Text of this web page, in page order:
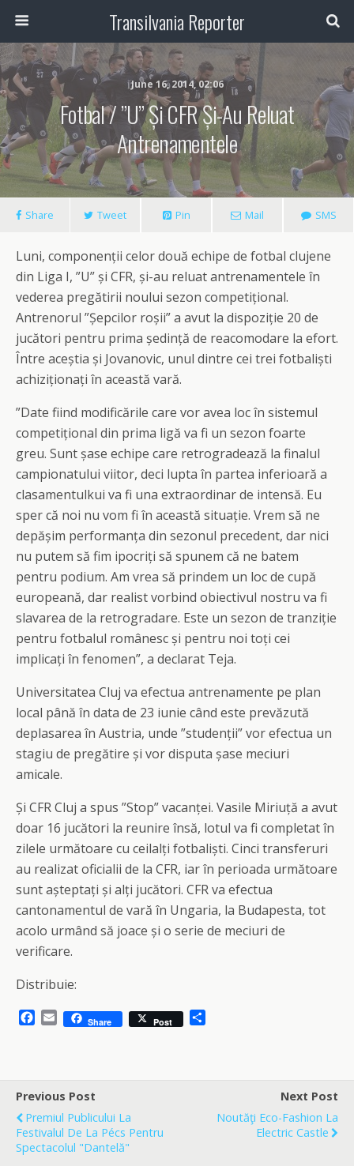
Transilvania Reporter
June 16, 2014, 02:06
Fotbal / ”U” Și CFR Și-Au Reluat
Antrenamentele
Share Tweet Pin Mail SMS
Luni, componenții celor două echipe de fotbal clujene
din Liga I, ”U” și CFR, și-au reluat antrenamentele în
vederea pregătirii noului sezon competițional.
Antrenorul ”Șepcilor roșii” a avut la dispoziție 20 de
jucători pentru prima ședință de reacomodare la efort.
Între aceștia și Jovanovic, unul dintre cei trei fotbaliști
achiziționați în această vară.
”Date fiind modificările care vor avea loc în sistemul
competițional din prima ligă va fi un sezon foarte
greu. Sunt șase echipe care retrogradează la finalul
campionatului viitor, deci lupta în partea inferioară a
clasamentulkui va fi una extraordinar de intensă. Eu
sper că noi nu vom fi în această situație. Vrem să ne
depășim performanța din sezonul precedent, dar nici
nu putem să fim ipocriți să spunem că ne batem
pentru podium. Am vrea să prindem un loc de cupă
europeană, dar realist vorbind obiectivul nostru va fi
slavarea de la retrogradare. Este un sezon de tranziție
pentru fotbalul românesc și pentru noi toți cei
implicați în fenomen”, a declarat Teja.
Universitatea Cluj va efectua antrenamente pe plan
local până în data de 23 iunie când este prevăzută
deplasarea în Austria, unde ”studenții” vor efectua un
stagiu de pregătire și vor disputa șase meciuri
amicale.
Și CFR Cluj a spus ”Stop” vacanței. Vasile Miriuță a avut
doar 16 jucători la reunire însă, lotul va fi completat în
zilele următoare cu ceilalți fotbaliști. Cinci transferuri
au realizat oficialii de la CFR, iar în perioada următoare
sunt așteptați și alți jucători. CFR va efectua
cantonamentul de vară în Ungaria, la Budapesta, tot
acolo urmând să joace și o serie de meciuri de
verificare.
Distribuie:
b
o
o
k
E
l
Share Post
e
Previous Post
Premiul Publicului La
Festivalul De La Pécs Pentru
Spectacolul "Dantelă"
Next Post
Noutăţi Eco-Fashion La
Electric Castle